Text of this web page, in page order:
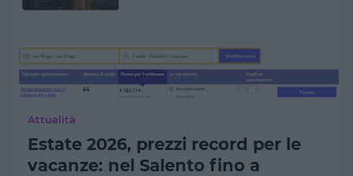
Attualità
Estate 2026, prezzi record per le
vacanze: nel Salento fino a